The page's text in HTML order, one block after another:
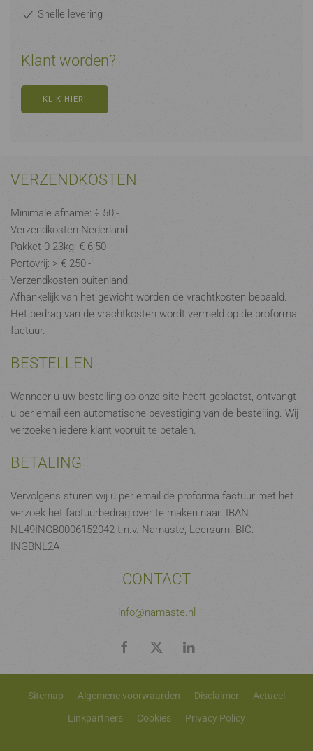
Snelle levering
Klant worden?
KLIK HIER!
VERZENDKOSTEN
Minimale afname: € 50,-
Verzendkosten Nederland:
Pakket 0-23kg: € 6,50
Portovrij: > € 250,-
Verzendkosten buitenland:
Afhankelijk van het gewicht worden de vrachtkosten bepaald.
Het bedrag van de vrachtkosten wordt vermeld op de proforma
factuur.
BESTELLEN
Wanneer u uw bestelling op onze site heeft geplaatst, ontvangt
u per email een automatische bevestiging van de bestelling. Wij
verzoeken iedere klant vooruit te betalen.
BETALING
Vervolgens sturen wij u per email de proforma factuur met het
verzoek het factuurbedrag over te maken naar: IBAN:
NL49INGB0006152042 t.n.v. Namaste, Leersum. BIC:
INGBNL2A
CONTACT
info@namaste.nl
Sitemap Algemene voorwaarden Disclaimer
Actueel
Linkpartners
Cookies Privacy Policy